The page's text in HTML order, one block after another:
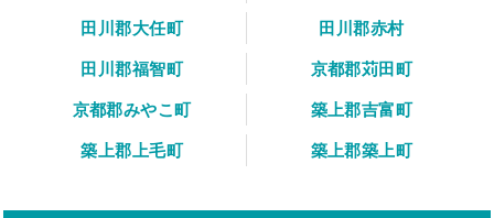
田川郡大任町
田川郡赤村
田川郡福智町
京都郡苅田町
京都郡みやこ町
築上郡吉富町
築上郡上毛町
築上郡築上町